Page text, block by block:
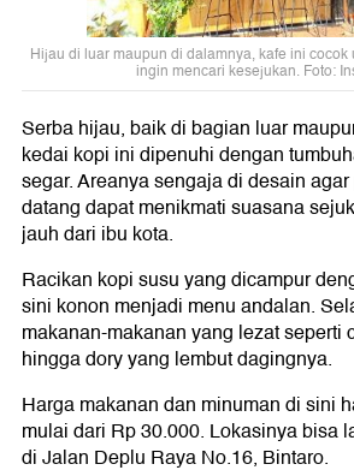
Hijau di luar maupun di dalamnya, kafe ini
ingin mencari kesejukan. Foto:
Serba hijau, baik di bagian luar
kedai kopi ini dipenuhi dengan
segar. Areanya sengaja di desain
datang dapat menikmati suasana
jauh dari ibu kota.
Racikan kopi susu yang dicampur
sini konon menjadi menu andalan.
makanan-makanan yang lezat seperti
hingga dory yang lembut dagingnya.
Harga makanan dan minuman di sini
mulai dari Rp 30.000. Lokasinya bisa
di Jalan Deplu Raya No.16, Bintaro.